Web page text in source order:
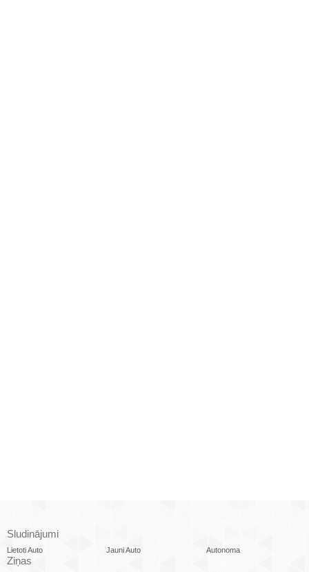
Sludinājumi
Lietoti Auto Jauni Auto Autonoma
Ziņas